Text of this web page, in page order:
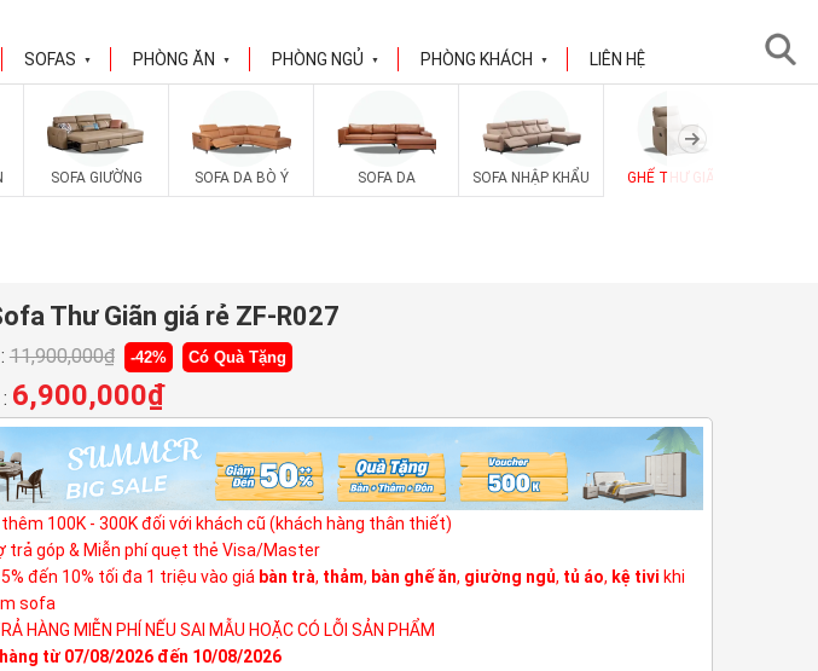
SOFAS ▼ PHÒNG ĂN ▼ PHÒNG NGỦ ▼ PHÒNG KHÁCH ▼ LIÊN HỆ
SOFA GIƯỜNG SOFA DA BÒ Ý SOFA DA SOFA NHẬP KHẨU GHẾ THƯ GIÃN
Thư Giãn giá rẻ ZF-R027
11,900,000₫ -42% Có Quà Tặng
6,900,000₫
thêm 100K - 300K đối với khách cũ (khách hàng thân thiết)
trả góp & Miễn phí quẹt thẻ Visa/Master
đến 10% tối đa 1 triệu vào giá bàn trà, thảm, bàn ghế ăn, giường ngủ, tủ áo, kệ tivi khi
sofa
HÀNG MIỄN PHÍ NẾU SAI MẪU HOẶC CÓ LỖI SẢN PHẨM
từ 07/08/2026 đến 10/08/2026